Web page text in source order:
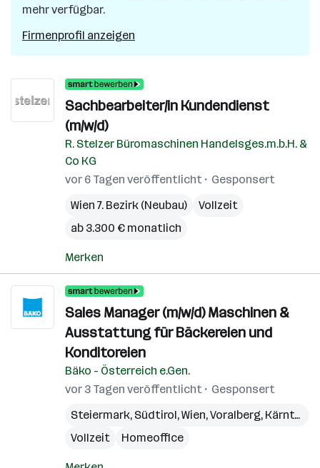
mehr verfügbar.
Firmenprofil anzeigen
Sachbearbeiter/in Kundendienst
(m/w/d)
R. Stelzer Büromaschinen Handelsges.m.b.H. &
Co KG
vor 6 Tagen veröffentlicht
Gesponsert
Wien 7. Bezirk (Neubau)
Vollzeit
ab 3.300 € monatlich
Merken
Sales Manager (m/w/d) Maschinen &
Ausstattung für Bäckereien und
Konditoreien
Bäko - Österreich e.Gen.
vor 3 Tagen veröffentlicht
Gesponsert
Steiermark, Südtirol,Wien,Voralberg, Kärnten
Vollzeit
Homeoffice